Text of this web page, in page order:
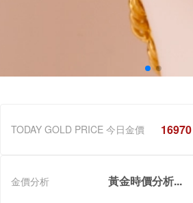
TODAY GOLD PRICE 今日金價 16970
金價分析 黃金時價分析...